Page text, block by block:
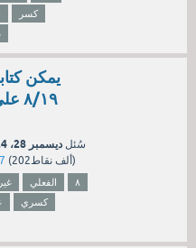
كسر
يمكن
٨/
سُئل ديسمبر 28، 2024
( 202ألفنقاط)
غير الفعلي
٨
كسري